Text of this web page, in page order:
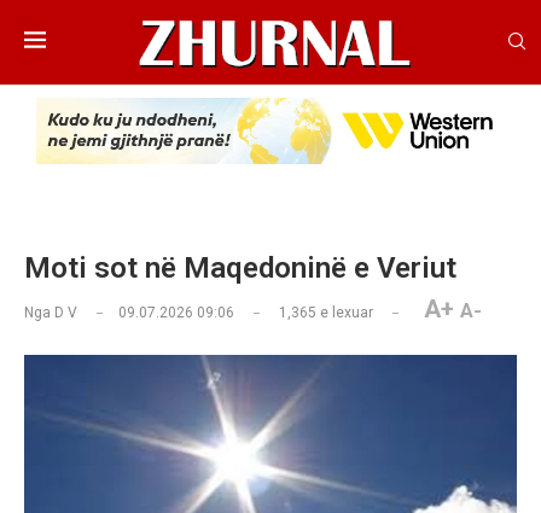
Moti sot në Maqedoninë e Veriut
Nga D V 09.07.2026 09:06 1,365 e lexuar A+ A-